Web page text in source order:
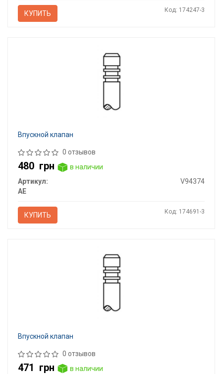
КУПИТЬ Код: 174247-3
Впускной клапан
0 отзывов
480 грн
в наличии
Артикул:
V94374
AE
КУПИТЬ Код: 174691-3
Впускной клапан
0 отзывов
471 грн
в наличии